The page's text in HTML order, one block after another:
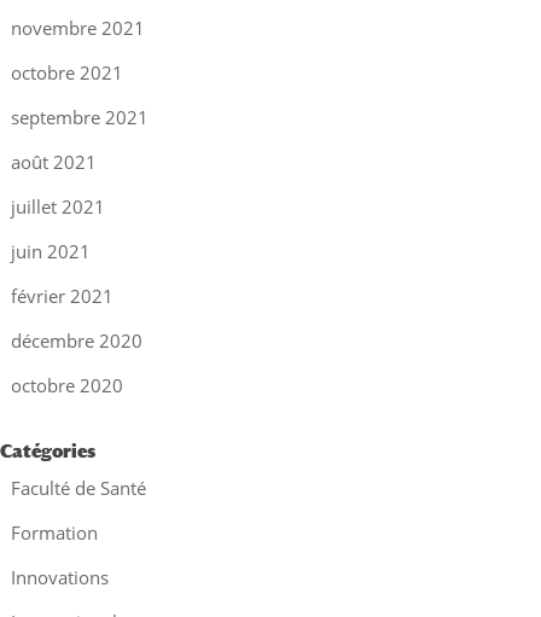
novembre 2021
octobre 2021
septembre 2021
août 2021
juillet 2021
juin 2021
février 2021
décembre 2020
octobre 2020
Catégories
Faculté de Santé
Formation
Innovations